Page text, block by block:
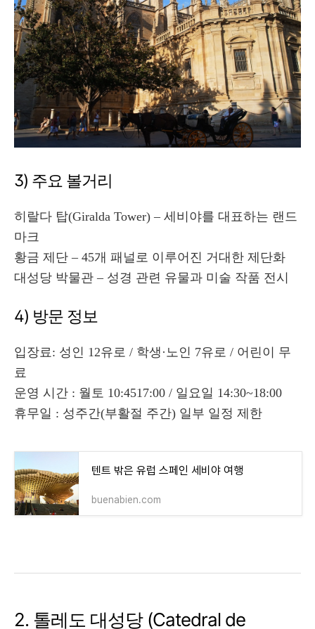
3) 주요 볼거리
히랄다 탑(Giralda Tower) – 세비야를 대표하는 랜드
마크
황금 제단 – 45개 패널로 이루어진 거대한 제단화
대성당 박물관 – 성경 관련 유물과 미술 작품 전시
4) 방문 정보
입장료: 성인 12유로 / 학생·노인 7유로 / 어린이 무
료
운영 시간 : 월토 10:4517:00 / 일요일 14:30~18:00
휴무일 : 성주간(부활절 주간) 일부 일정 제한
텐트 밖은 유럽 스페인 세비야 여행
buenabien.com
2. 톨레도 대성당 (Catedral de